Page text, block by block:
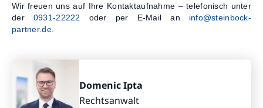
Wir freuen uns auf Ihre Kontaktaufnahme – telefonisch unter
der 0931-22222 oder per E-Mail an info@steinbock-
partner.de.
Domenic Ipta
Rechtsanwalt